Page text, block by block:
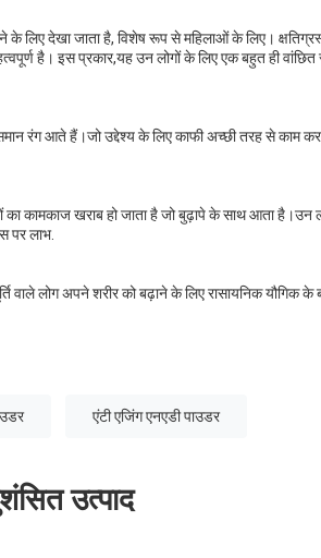
के लिए देखा जाता है, विशेष रूप से महिलाओं के लिए।
है। इस प्रकार,यह उन लोगों के लिए एक बहुत ही वांछित
रंग आते हैं।जो उद्देश्य के लिए काफी अच्छी तरह से काम
खराब हो जाता है जो बुढ़ापे के साथ आता है।उन
पर लाभ.
लोग अपने शरीर को बढ़ाने के लिए रासायनिक यौगिक के
एंटी एजिंग एनएडी पाउडर
उत्पाद